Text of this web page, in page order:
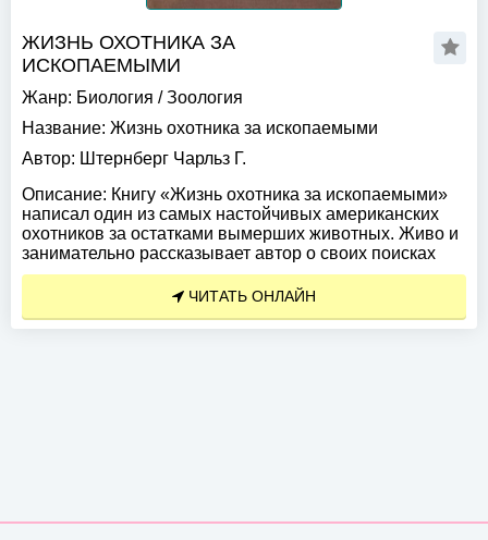
ЖИЗНЬ ОХОТНИКА ЗА
ИСКОПАЕМЫМИ
Жанр: Биология /Зоология
Название: Жизнь охотника за ископаемыми
Автор: Штернберг Чарльз Г.
Описание: Книгу «Жизнь охотника за ископаемыми»
написал один из самых настойчивых американских
охотников за остатками вымерших животных. Живо и
занимательно рассказывает автор о своих поисках
ЧИТАТЬ ОНЛАЙН